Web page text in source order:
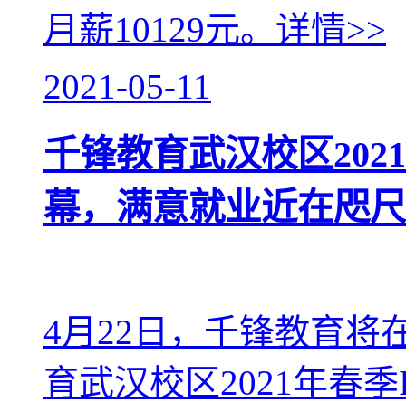
月薪10129元。 详情>>
2021-05-11
千锋教育武汉校区
幕，满意就业近在咫尺
4月22日，千锋教育将
育武汉校区2021年春